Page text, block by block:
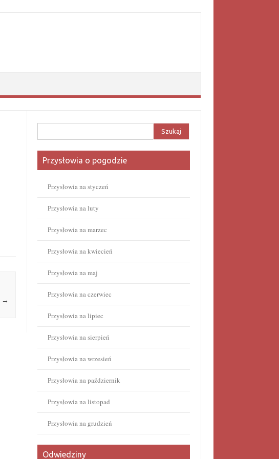
→
Przysłowia o pogodzie
Przysłowia na styczeń
Przysłowia na luty
Przysłowia na marzec
Przysłowia na kwiecień
Przysłowia na maj
Przysłowia na czerwiec
Przysłowia na lipiec
Przysłowia na sierpień
Przysłowia na wrzesień
Przysłowia na październik
Przysłowia na listopad
Przysłowia na grudzień
Odwiedziny